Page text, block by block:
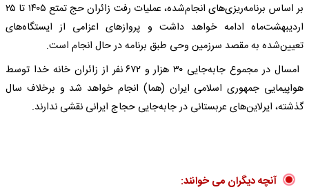
بر اساس برنامه‌ریزی‌های انجام‌شده، عملیات رفت زائران حج تمتع ۱۴۰۵ تا ۲۵
اردیبهشت‌ماه ادامه خواهد داشت و پروازهای اعزامی از ایستگاه‌های
تعیین‌شده به مقصد سرزمین وحی طبق برنامه در حال انجام است.
امسال در مجموع جابه‌جایی ۳۰ هزار و ۶۷۲ نفر از زائران خانه خدا توسط
هواپیمایی جمهوری اسلامی ایران (هما) انجام خواهد شد و برخلاف سال
گذشته، ایرلاین‌های عربستانی در جابه‌جایی حجاج ایرانی نقشی ندارند.
آنچه دیگران می خوانند: